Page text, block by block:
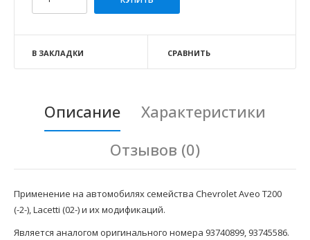
В ЗАКЛАДКИ СРАВНИТЬ
Описание
Характеристики
Отзывов (0)
Применение на автомобилях семейства Chevrolet Aveo T200
(-2-), Lacetti (02-) и их модификаций.
Является аналогом оригинального номера 93740899, 93745586.